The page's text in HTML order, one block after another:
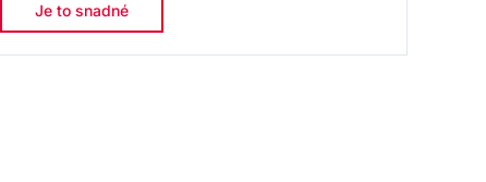
Je to snadné